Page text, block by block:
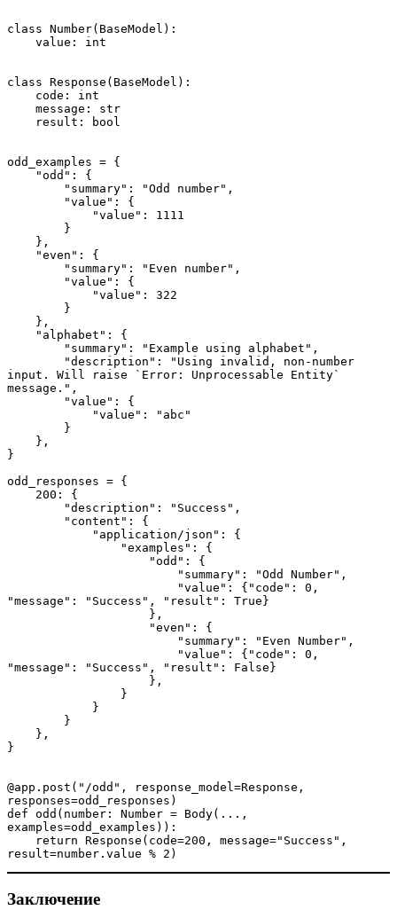
class Number(BaseModel):
    value: int
class Response(BaseModel):
    code: int
    message: str
    result: bool
odd_examples = {
    "odd": {
        "summary": "Odd number",
        "value": {
            "value": 1111
        }
    },
    "even": {
        "summary": "Even number",
        "value": {
            "value": 322
        }
    },
    "alphabet": {
        "summary": "Example using alphabet",
input. Will raise `Error: Unprocessable Entity`
message.",
        "value": {
            "value": "abc"
        }
    },
}
odd_responses = {
    200: {
        "description": "Success",
        "content": {
            "application/json": {
                "examples": {
                    "odd": {
                        "summary": "Odd Number",
"message": "Success", "result": True}
                    },
                    "even": {
                        "summary": "Even Number",
"message": "Success", "result": False}
                    },
                }
            }
        }
    },
}
@app.post("/odd", response_model=Response,
responses=odd_responses)
def odd(number: Number = Body(...,
examples=odd_examples)):
result=number.value % 2)
Заключение